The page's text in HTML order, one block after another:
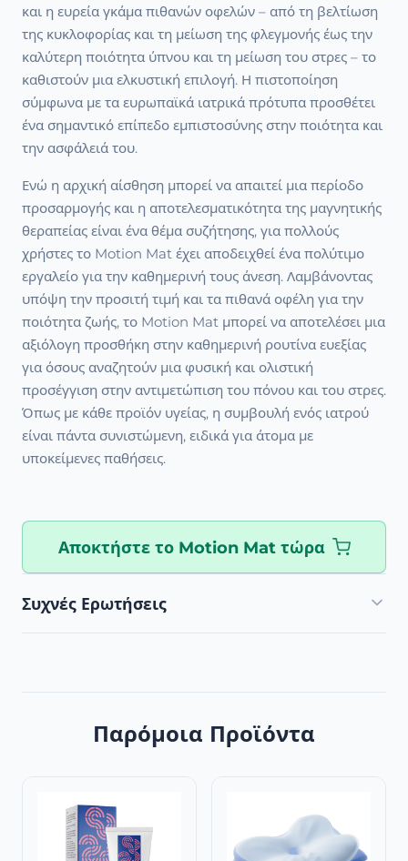
και η ευρεία γκάμα πιθανών οφελών – από τη βελτίωση
της κυκλοφορίας και τη μείωση της φλεγμονής έως την
καλύτερη ποιότητα ύπνου και τη μείωση του στρες – το
καθιστούν μια ελκυστική επιλογή. Η πιστοποίηση
σύμφωνα με τα ευρωπαϊκά ιατρικά πρότυπα προσθέτει
ένα σημαντικό επίπεδο εμπιστοσύνης στην ποιότητα και
την ασφάλειά του.
Ενώ η αρχική αίσθηση μπορεί να απαιτεί μια περίοδο
προσαρμογής και η αποτελεσματικότητα της μαγνητικής
θεραπείας είναι ένα θέμα συζήτησης, για πολλούς
χρήστες το Motion Mat έχει αποδειχθεί ένα πολύτιμο
εργαλείο για την καθημερινή τους άνεση. Λαμβάνοντας
υπόψη την προσιτή τιμή και τα πιθανά οφέλη για την
ποιότητα ζωής, το Motion Mat μπορεί να αποτελέσει μια
αξιόλογη προσθήκη στην καθημερινή ρουτίνα ευεξίας
για όσους αναζητούν μια φυσική και ολιστική
προσέγγιση στην αντιμετώπιση του πόνου και του στρες.
Όπως με κάθε προϊόν υγείας, η συμβουλή ενός ιατρού
είναι πάντα συνιστώμενη, ειδικά για άτομα με
υποκείμενες παθήσεις.
Αποκτήστε το Motion Mat τώρα
Συχνές Ερωτήσεις
Παρόμοια Προϊόντα